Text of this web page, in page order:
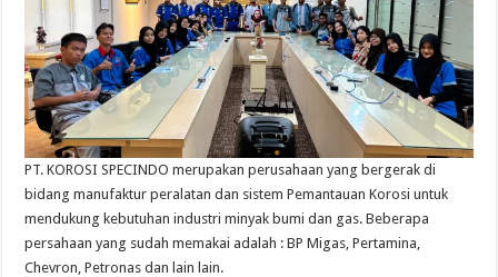
PT. KOROSI SPECINDO merupakan perusahaan yang bergerak di
bidang manufaktur peralatan dan sistem Pemantauan Korosi untuk
mendukung kebutuhan industri minyak bumi dan gas. Beberapa
persahaan yang sudah memakai adalah : BP Migas, Pertamina,
Chevron, Petronas dan lain lain.